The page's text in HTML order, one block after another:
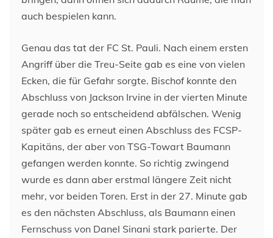
auch bespielen kann.
Genau das tat der FC St. Pauli. Nach einem ersten
Angriff über die Treu-Seite gab es eine von vielen
Ecken, die für Gefahr sorgte. Bischof konnte den
Abschluss von Jackson Irvine in der vierten Minute
gerade noch so entscheidend abfälschen. Wenig
später gab es erneut einen Abschluss des FCSP-
Kapitäns, der aber von TSG-Towart Baumann
gefangen werden konnte. So richtig zwingend
wurde es dann aber erstmal längere Zeit nicht
mehr, vor beiden Toren. Erst in der 27. Minute gab
es den nächsten Abschluss, als Baumann einen
Fernschuss von Danel Sinani stark parierte. Der